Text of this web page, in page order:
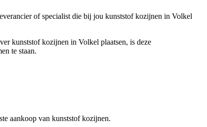
of specialist die bij jou kunststof kozijnen in Volkel
kunststof kozijnen in Volkel plaatsen, is deze
te staan.
aankoop van kunststof kozijnen.